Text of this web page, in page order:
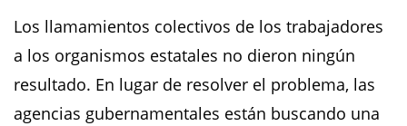
Los llamamientos colectivos de los trabajadores
a los organismos estatales no dieron ningún
resultado. En lugar de resolver el problema, las
agencias gubernamentales están buscando una